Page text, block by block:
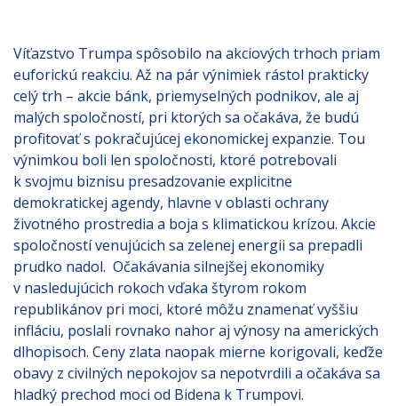
Víťazstvo Trumpa spôsobilo na akciových trhoch priam
euforickú reakciu. Až na pár výnimiek rástol prakticky
celý trh – akcie bánk, priemyselných podnikov, ale aj
malých spoločností, pri ktorých sa očakáva, že budú
profitovať s pokračujúcej ekonomickej expanzie. Tou
výnimkou boli len spoločnosti, ktoré potrebovali
k svojmu biznisu presadzovanie explicitne
demokratickej agendy, hlavne v oblasti ochrany
životného prostredia a boja s klimatickou krízou. Akcie
spoločností venujúcich sa zelenej energii sa prepadli
prudko nadol. Očakávania silnejšej ekonomiky
v nasledujúcich rokoch vďaka štyrom rokom
republikánov pri moci, ktoré môžu znamenať vyššiu
infláciu, poslali rovnako nahor aj výnosy na amerických
dlhopisoch. Ceny zlata naopak mierne korigovali, keďže
obavy z civilných nepokojov sa nepotvrdili a očakáva sa
hladký prechod moci od Bidena k Trumpovi.